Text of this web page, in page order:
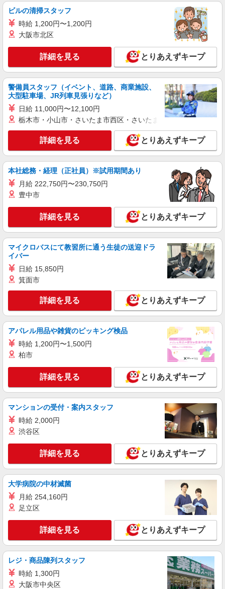
株式会社kotrio /●KB-H-2020825
板宿駅＊幅広い世代が活動中！サ高住のサポー
トSTAFF
時給1450円〜2187円 ＜日払い有/週払い有/交
通費全支給(ガソリン代含む)＞
神戸市須磨区｜最寄駅：板宿
キープ 詳細を見る
正社員
居宅介護支援事業所 ソラスト新長田/2880000016-002
介護管理職（施設長・所長）
月給295,810円〜325,770円（経験・能力等に
よる） ＜給与補足＞月額242,000〜266,500円＋定
額時間外手当53,810〜59,270円（30時間/超過分は
別途支給）
キープ 詳細を見る
株式会社kotrio /●KB-H-1848773
【面接なし】日払いでお給料即GETのデイサ
ービス＊板宿駅
時給1550円〜2187円 ＜日払い有/週払い有/交
キープ 詳細を見る
正社員
グループホーム ソラストひばりが丘/2880000011-041
介護職員（ヘルパー）（介護助手）
兵庫県神戸市長田区雲雀ヶ丘1-2-5 「ひばりが
丘」停留所から徒歩3分
キープ 詳細を見る
派遣社員
株式会社kotrio /●KB-H-2020562
新長田駅＊高級シニアマンションでのサポート
職員＊.・：゜
時給1450円〜2187円 ＜日払い有/週払い有/交
通費全支給(ガソリン代含む)＞
詳細を見る
パート
グループホーム ソラストひばりが丘/2880000011-042
介護職員（ヘルパー）（施設兼務）
時給1,565円〜1,665円（経験・能力等による）
兵庫県神戸市長田区雲雀ヶ丘1-2-5 「ひばりが
ビルの清掃スタッフ
時給 1,200円〜1,200円
大阪市北区
詳細を見る とりあえずキープ
警備員スタッフ（イベント、道路、商業施設、
大型駐車場、JR列車見張りなど）
日給 11,000円〜12,100円
栃木市・小山市・さいたま市西区・さいたま市岩槻区・久喜市・
詳細を見る とりあえずキープ
本社総務・経理（正社員）※試用期間あり
月給 222,750円〜230,750円
豊中市
詳細を見る とりあえずキープ
マイクロバスにて教習所に通う生徒の送迎ドラ
イバー
日給 15,850円
箕面市
詳細を見る とりあえずキープ
アパレル用品や雑貨のピッキング検品
時給 1,200円〜1,500円
柏市
詳細を見る とりあえずキープ
マンションの受付・案内スタッフ
時給 2,000円
渋谷区
詳細を見る とりあえずキープ
大学病院の中材滅菌
月給 254,160円
足立区
詳細を見る とりあえずキープ
レジ・商品陳列スタッフ
時給 1,300円
大阪市中央区